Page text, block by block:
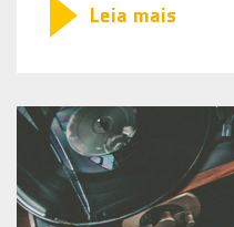
Leia mais